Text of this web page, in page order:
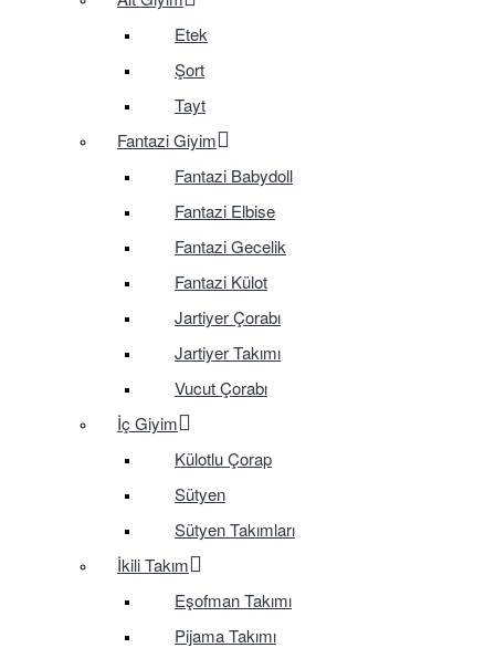
Etek
Şort
Tayt
Fantazi Giyim
Fantazi Babydoll
Fantazi Elbise
Fantazi Gecelik
Fantazi Külot
Jartiyer Çorabı
Jartiyer Takımı
Vucut Çorabı
İç Giyim
Külotlu Çorap
Sütyen
Sütyen Takımları
İkili Takım
Eşofman Takımı
Pijama Takımı